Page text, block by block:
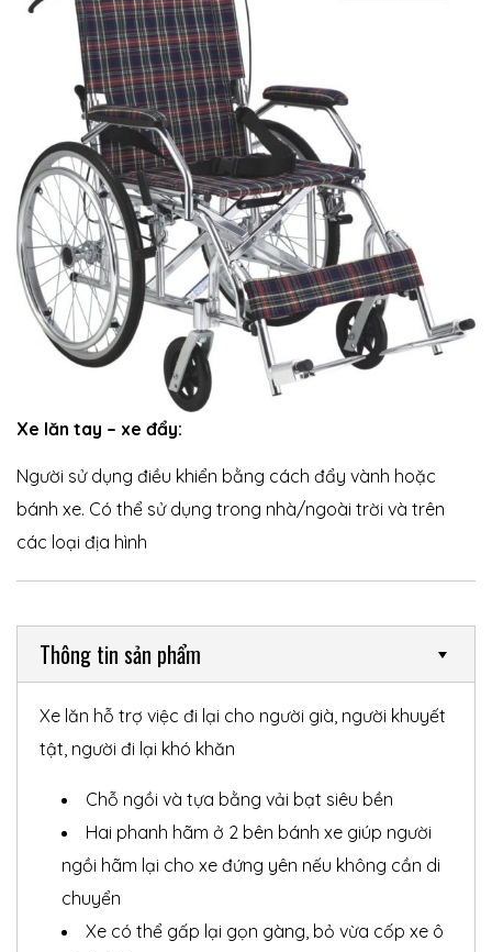
Xe lăn tay – xe đẩy:
Người sử dụng điều khiển bằng cách đẩy vành hoặc
bánh xe. Có thể sử dụng trong nhà/ngoài trời và trên
các loại địa hình
Thông tin sản phẩm
Xe lăn hỗ trợ việc đi lại cho người già, người khuyết
tật, người đi lại khó khăn
Chỗ ngồi và tựa bằng vải bạt siêu bền
Hai phanh hãm ở 2 bên bánh xe giúp người
ngồi hãm lại cho xe đứng yên nếu không cần di
chuyển
Xe có thể gấp lại gọn gàng, bỏ vừa cốp xe ô